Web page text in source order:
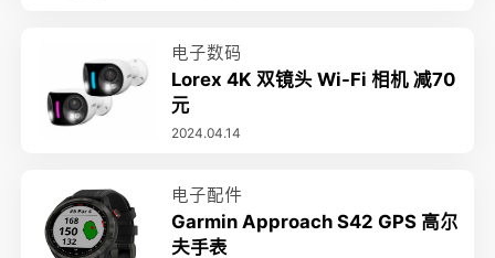
电子数码
Lorex 4K 双镜头 Wi-Fi 相机 减70
元
2024.04.14
电子配件
Garmin Approach S42 GPS 高尔
夫手表